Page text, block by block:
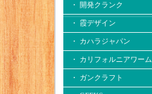
・ 開発クランク
・ 霞デザイン
・ カハラジャパン
・ カリフォルニアワーム
・ ガンクラフト